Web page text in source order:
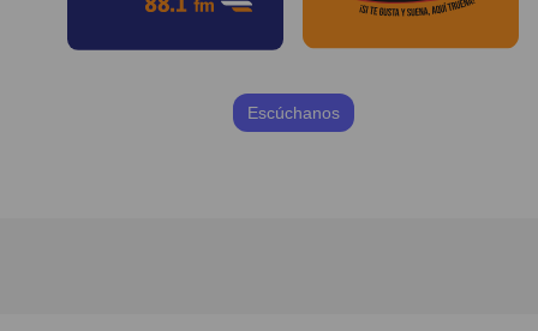
Escúchanos